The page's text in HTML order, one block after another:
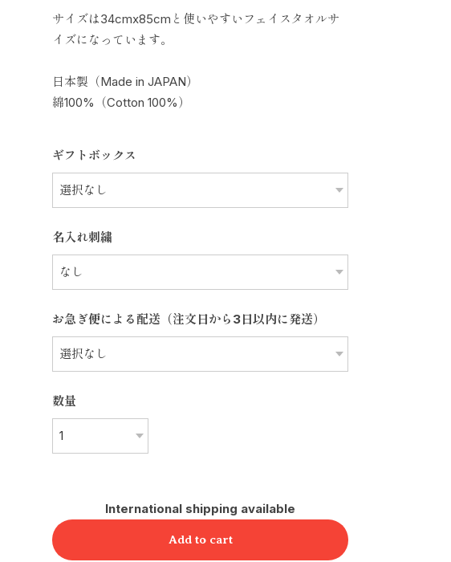
サイズは34cmx85cmと使いやすいフェイスタオルサ
イズになっています。
日本製（Made in JAPAN）
綿100%（Cotton 100%）
ギフトボックス
名入れ刺繍
お急ぎ便による配送（注文日から3日以内に発送）
数量
International shipping available
Add to cart